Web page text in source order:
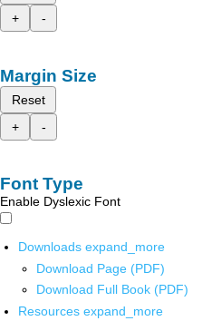
+
-
Margin Size
Reset
+
-
Font Type
Enable Dyslexic Font
Downloads expand_more
Download Page (PDF)
Download Full Book (PDF)
Resources expand_more